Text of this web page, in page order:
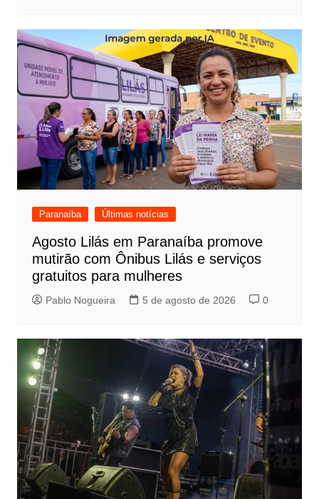
Paranaíba Últimas notícias
Agosto Lilás em Paranaíba promove
mutirão com Ônibus Lilás e serviços
gratuitos para mulheres
Pablo Nogueira 5 de agosto de 2026 0